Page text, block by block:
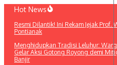
Lewati
konten
Hot News
Resmi Dilantik! Ini Rekam Jejak Prof.
Pontianak
Menghidupkan Tradisi Leluhur:
Gelar Aksi Gotong Royong demi
Banjir